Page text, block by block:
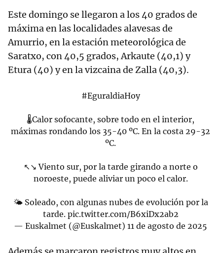
Este domingo se llegaron a los 40 grados de
máxima en las localidades alavesas de
Amurrio, en la estación meteorológica de
Saratxo, con 40,5 grados, Arkaute (40,1) y
Etura (40) y en la vizcaina de Zalla (40,3).
#EguraldiaHoy
🌡Calor sofocante, sobre todo en el interior,
máximas rondando los 35-40 ºC. En la costa 29-32
ºC.
↖↘ Viento sur, por la tarde girando a norte o
noroeste, puede aliviar un poco el calor.
🌤 Soleado, con algunas nubes de evolución por la
tarde. pic.twitter.com/B6xiDx2ab2
— Euskalmet (@Euskalmet) 11 de agosto de 2025